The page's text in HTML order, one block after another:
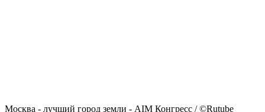
Москва - лучший город земли - AIM Конгресс / ©Rutube